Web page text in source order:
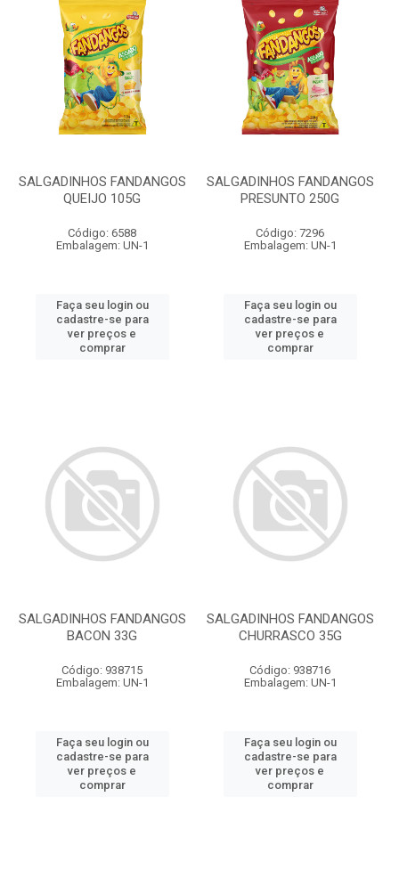
SALGADINHOS FANDANGOS
QUEIJO 105G
Código: 6588
Embalagem: UN-1
Faça seu login ou
cadastre-se para
ver preços e
comprar
SALGADINHOS FANDANGOS
PRESUNTO 250G
Código: 7296
Embalagem: UN-1
Faça seu login ou
cadastre-se para
ver preços e
comprar
SALGADINHOS FANDANGOS
BACON 33G
Código: 938715
Embalagem: UN-1
Faça seu login ou
cadastre-se para
ver preços e
comprar
SALGADINHOS FANDANGOS
CHURRASCO 35G
Código: 938716
Embalagem: UN-1
Faça seu login ou
cadastre-se para
ver preços e
comprar